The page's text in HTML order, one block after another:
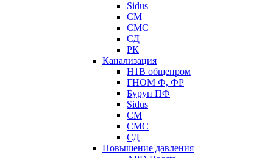
Sidus
СМ
СМС
СД
РК
Канализация
Н1В общепром
ГНОМ Ф, ФР
Бурун ПФ
Sidus
СМ
СМС
СД
Повышение давления